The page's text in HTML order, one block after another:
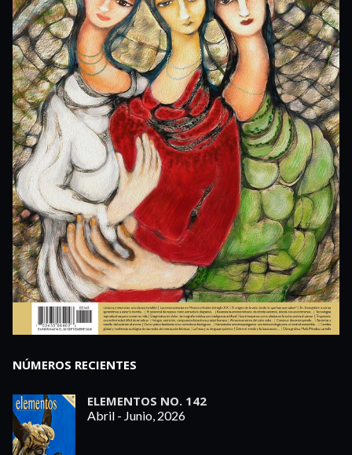
NÚMEROS RECIENTES
ELEMENTOS NO. 142
Abril - Junio, 2026